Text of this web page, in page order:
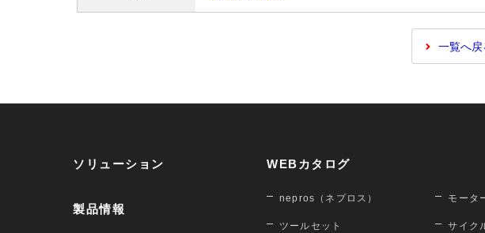
一覧へ戻
ソリューション
製品情報
WEBカタログ
nepros（ネプロス）
ツールセット
モータ
サイク